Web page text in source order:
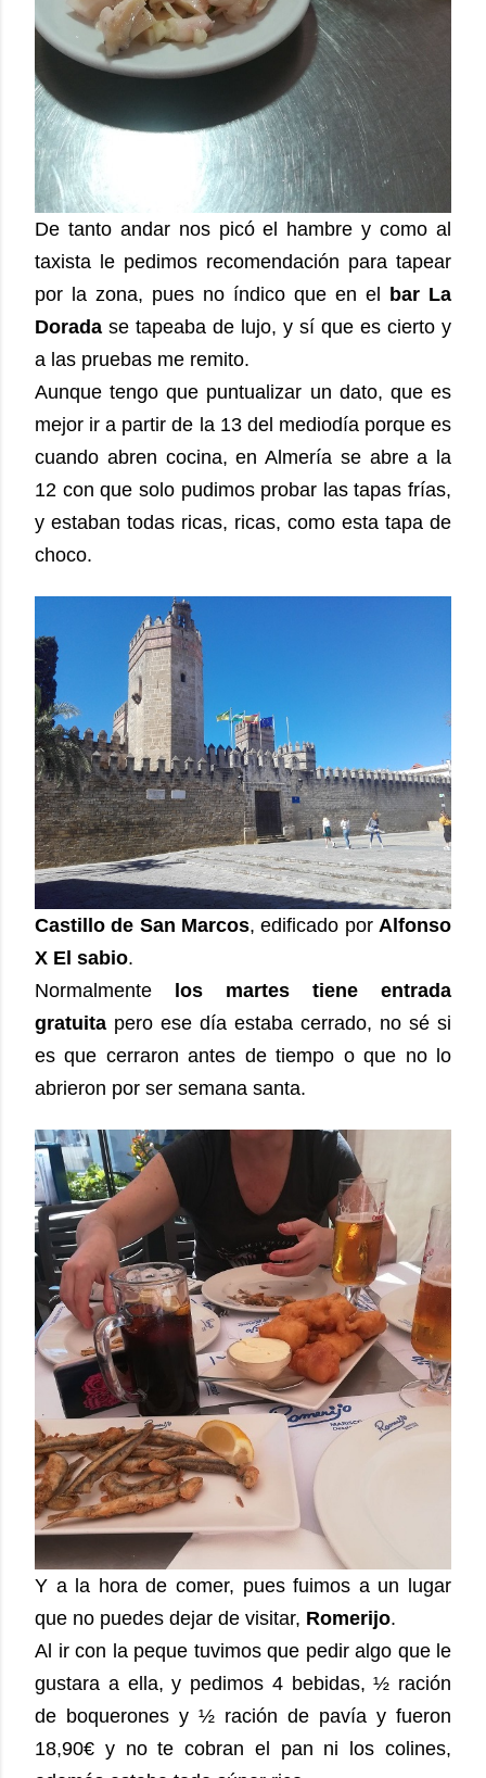
De tanto andar nos picó el hambre y como al
taxista le pedimos recomendación para tapear
por la zona, pues no índico que en el bar La
Dorada se tapeaba de lujo, y sí que es cierto y
a las pruebas me remito.
Aunque tengo que puntualizar un dato, que es
mejor ir a partir de la 13 del mediodía porque es
cuando abren cocina, en Almería se abre a la
12 con que solo pudimos probar las tapas frías,
y estaban todas ricas, ricas, como esta tapa de
choco.
Castillo de San Marcos, edificado por Alfonso
X El sabio.
Normalmente los martes tiene entrada
gratuita pero ese día estaba cerrado, no sé si
es que cerraron antes de tiempo o que no lo
abrieron por ser semana santa.
Y a la hora de comer, pues fuimos a un lugar
que no puedes dejar de visitar, Romerijo.
Al ir con la peque tuvimos que pedir algo que le
gustara a ella, y pedimos 4 bebidas, ½ ración
de boquerones y ½ ración de pavía y fueron
18,90€ y no te cobran el pan ni los colines,